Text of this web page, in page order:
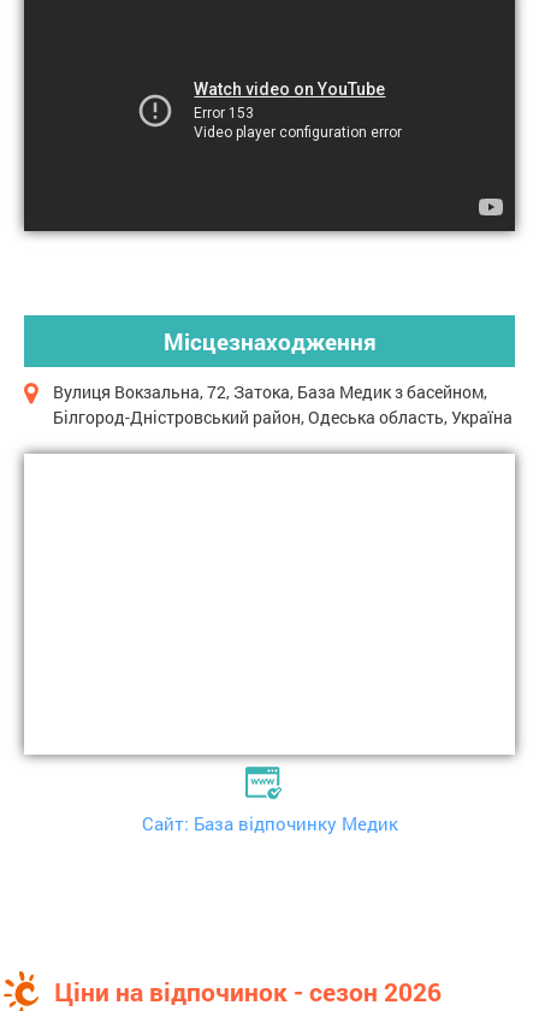
Місцезнаходження
Вулиця Вокзальна, 72, Затока, База Медик з басейном,
Білгород-Дністровський район, Одеська область, Україна
Сайт: База відпочинку Медик
Ціни на відпочинок - сезон 2026